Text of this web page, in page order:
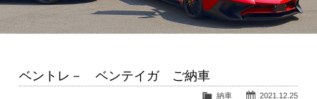
ベントレ－ ベンテイガ ご納車
2021.12.25
納車